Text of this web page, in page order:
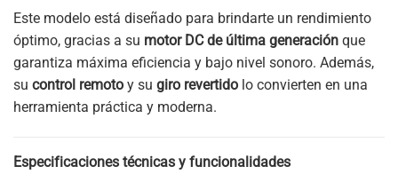
Este modelo está diseñado para brindarte un rendimiento
óptimo, gracias a su motor DC de última generación que
garantiza máxima eficiencia y bajo nivel sonoro. Además,
su control remoto y su giro revertido lo convierten en una
herramienta práctica y moderna.
Especificaciones técnicas y funcionalidades